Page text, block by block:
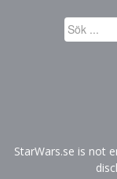
Sök
...
StarWars.se is not